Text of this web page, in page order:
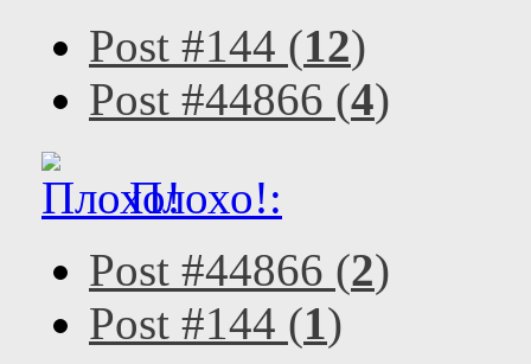
Post #144 (12)
Post #44866 (4)
Плохо!:
Post #44866 (2)
Post #144 (1)